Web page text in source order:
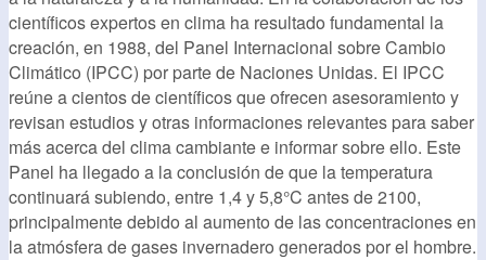
científicos expertos en clima ha resultado fundamental la
creación, en 1988, del Panel Internacional sobre Cambio
Climático (IPCC) por parte de Naciones Unidas. El IPCC
reúne a cientos de científicos que ofrecen asesoramiento y
revisan estudios y otras informaciones relevantes para saber
más acerca del clima cambiante e informar sobre ello. Este
Panel ha llegado a la conclusión de que la temperatura
continuará subiendo, entre 1,4 y 5,8°C antes de 2100,
principalmente debido al aumento de las concentraciones en
la atmósfera de gases invernadero generados por el hombre.